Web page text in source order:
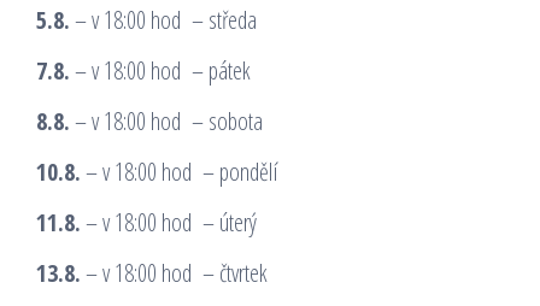
5.8.– v 18:00 hod – středa
7.8.– v 18:00 hod – pátek
8.8.– v 18:00 hod – sobota
10.8.– v 18:00 hod – pondělí
11.8.– v 18:00 hod – úterý
13.8.– v 18:00 hod – čtvrtek